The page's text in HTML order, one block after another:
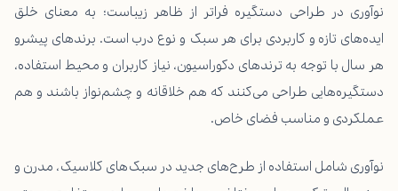
نوآوری در طراحی دستگیره فراتر از ظاهر زیباست؛ به معنای خلق
ایده‌های تازه و کاربردی برای هر سبک و نوع درب است. برندهای پیشرو
هر سال با توجه به ترندهای دکوراسیون، نیاز کاربران و محیط استفاده،
دستگیره‌هایی طراحی می‌کنند که هم خلاقانه و چشم‌نواز باشند و هم
عملکردی و مناسب فضای خاص.
نوآوری شامل استفاده از طرح‌های جدید در سبک‌های کلاسیک، مدرن و